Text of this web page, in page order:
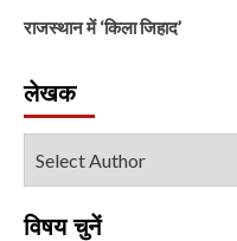
राजस्थान में ‘किला जिहाद’
लेखक
विषय चुनें